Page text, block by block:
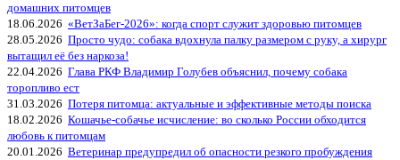
домашних питомцев
18.06.2026 «ВетЗаБег‑2026»: когда спорт служит здоровью питомцев
28.05.2026 Просто чудо: собака вдохнула палку размером с руку, а хирург
вытащил её без наркоза!
22.04.2026 Глава РКФ Владимир Голубев объяснил, почему собака
торопливо ест
31.03.2026 Потеря питомца: актуальные и эффективные методы поиска
18.02.2026 Кошачье-собачье исчисление: во сколько России обходится
любовь к питомцам
20.01.2026 Ветеринар предупредил об опасности резкого пробуждения